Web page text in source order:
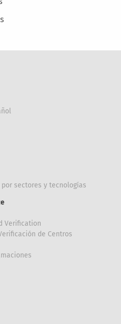
sectores y tecnologías
Verification
de Centros